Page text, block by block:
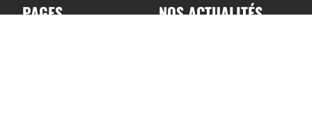
PAGES NOS ACTUALITÉS